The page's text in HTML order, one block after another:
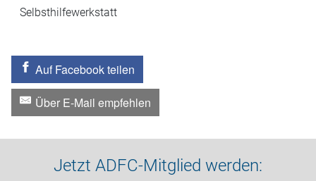
Selbsthilfewerkstatt
Auf Facebook teilen
Über E-Mail empfehlen
Jetzt ADFC-Mitglied werden: